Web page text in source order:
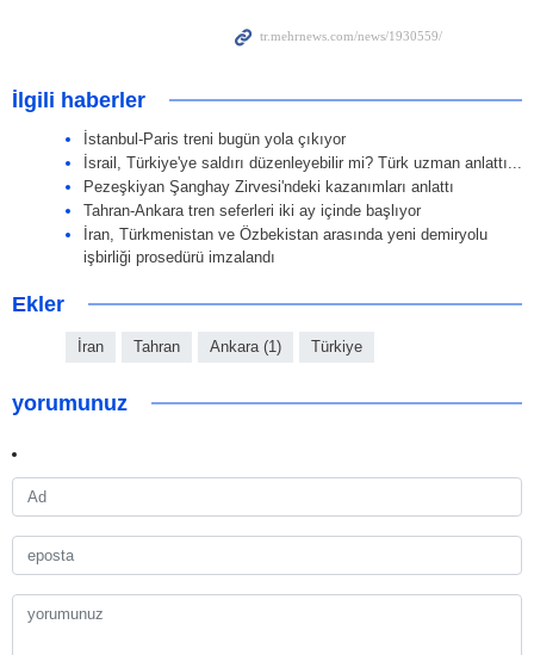
İlgili haberler
İstanbul-Paris treni bugün yola çıkıyor
İsrail, Türkiye'ye saldırı düzenleyebilir mi? Türk uzman anlattı...
Pezeşkiyan Şanghay Zirvesi'ndeki kazanımları anlattı
Tahran-Ankara tren seferleri iki ay içinde başlıyor
İran, Türkmenistan ve Özbekistan arasında yeni demiryolu
işbirliği prosedürü imzalandı
Ekler
İran Tahran Ankara (1) Türkiye
yorumunuz